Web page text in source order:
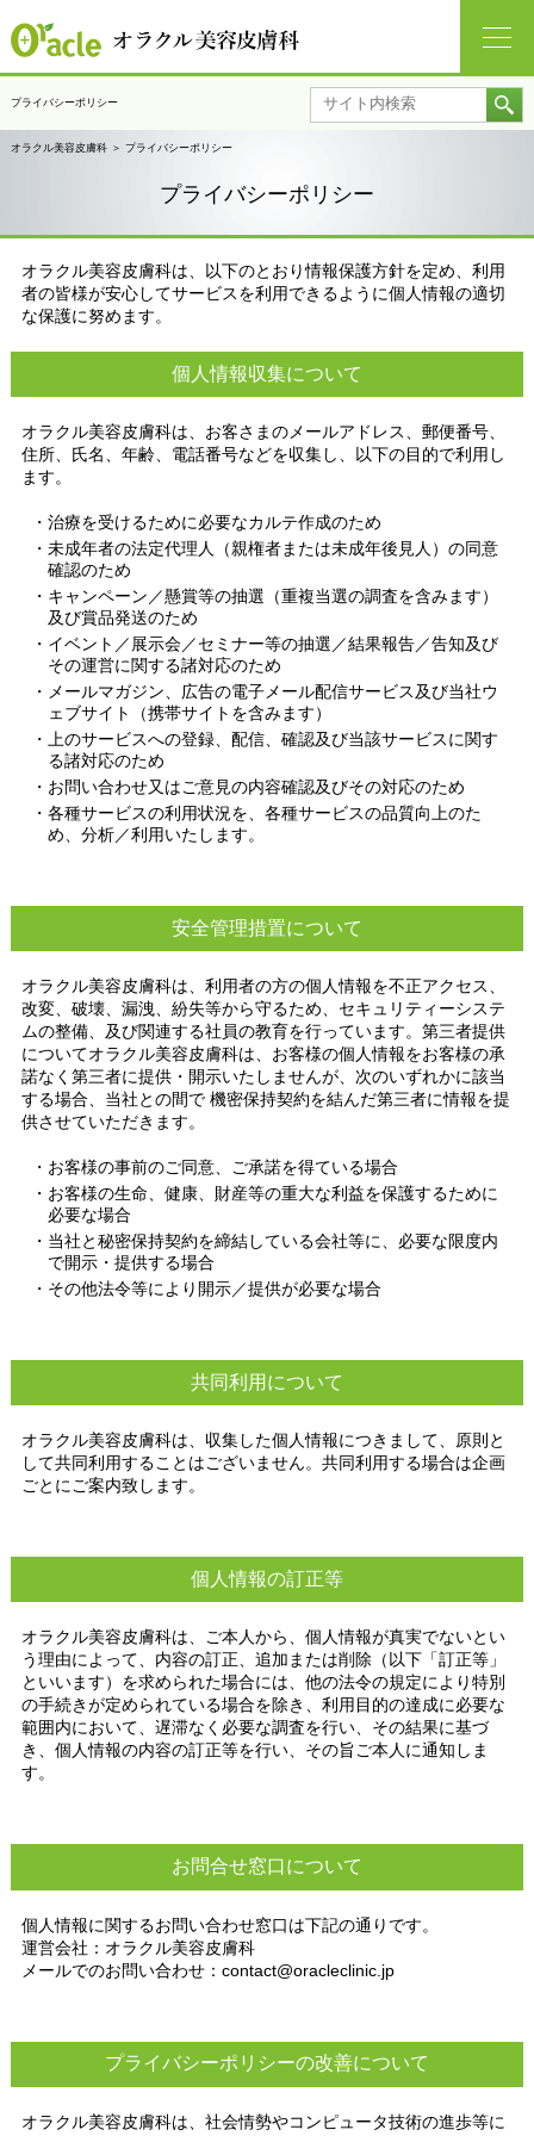
プライバシーポリシー
オラクル美容皮膚科＞ プライバシーポリシー
プライバシーポリシー
オラクル美容皮膚科は、以下のとおり情報保護方針を定め、利用
者の皆様が安心してサービスを利用できるように個人情報の適切
な保護に努めます。
個人情報収集について
オラクル美容皮膚科は、お客さまのメールアドレス、郵便番号、
住所、氏名、年齢、電話番号などを収集し、以下の目的で利用し
ます。
・治療を受けるために必要なカルテ作成のため
・未成年者の法定代理人（親権者または未成年後見人）の同意
確認のため
・キャンペーン／懸賞等の抽選（重複当選の調査を含みます）
及び賞品発送のため
・イベント／展示会／セミナー等の抽選／結果報告／告知及び
その運営に関する諸対応のため
・メールマガジン、広告の電子メール配信サービス及び当社ウ
ェブサイト（携帯サイトを含みます）
・上のサービスへの登録、配信、確認及び当該サービスに関す
る諸対応のため
・お問い合わせ又はご意見の内容確認及びその対応のため
・各種サービスの利用状況を、各種サービスの品質向上のた
め、分析／利用いたします。
安全管理措置について
オラクル美容皮膚科は、利用者の方の個人情報を不正アクセス、
改変、破壊、漏洩、紛失等から守るため、セキュリティーシステ
ムの整備、及び関連する社員の教育を行っています。第三者提供
についてオラクル美容皮膚科は、お客様の個人情報をお客様の承
諾なく第三者に提供・開示いたしませんが、次のいずれかに該当
する場合、当社との間で 機密保持契約を結んだ第三者に情報を提
供させていただきます。
・お客様の事前のご同意、ご承諾を得ている場合
・お客様の生命、健康、財産等の重大な利益を保護するために
必要な場合
・当社と秘密保持契約を締結している会社等に、必要な限度内
で開示・提供する場合
・その他法令等により開示／提供が必要な場合
共同利用について
オラクル美容皮膚科は、収集した個人情報につきまして、原則と
して共同利用することはございません。共同利用する場合は企画
ごとにご案内致します。
個人情報の訂正等
オラクル美容皮膚科は、ご本人から、個人情報が真実でないとい
う理由によって、内容の訂正、追加または削除（以下「訂正等」
といいます）を求められた場合には、他の法令の規定により特別
の手続きが定められている場合を除き、利用目的の達成に必要な
範囲内において、遅滞なく必要な調査を行い、その結果に基づ
き、個人情報の内容の訂正等を行い、その旨ご本人に通知しま
す。
お問合せ窓口について
個人情報に関するお問い合わせ窓口は下記の通りです。
運営会社：オラクル美容皮膚科
メールでのお問い合わせ： contact@oracleclinic.jp
プライバシーポリシーの改善について
オラクル美容皮膚科は、社会情勢やコンピュータ技術の進歩等に